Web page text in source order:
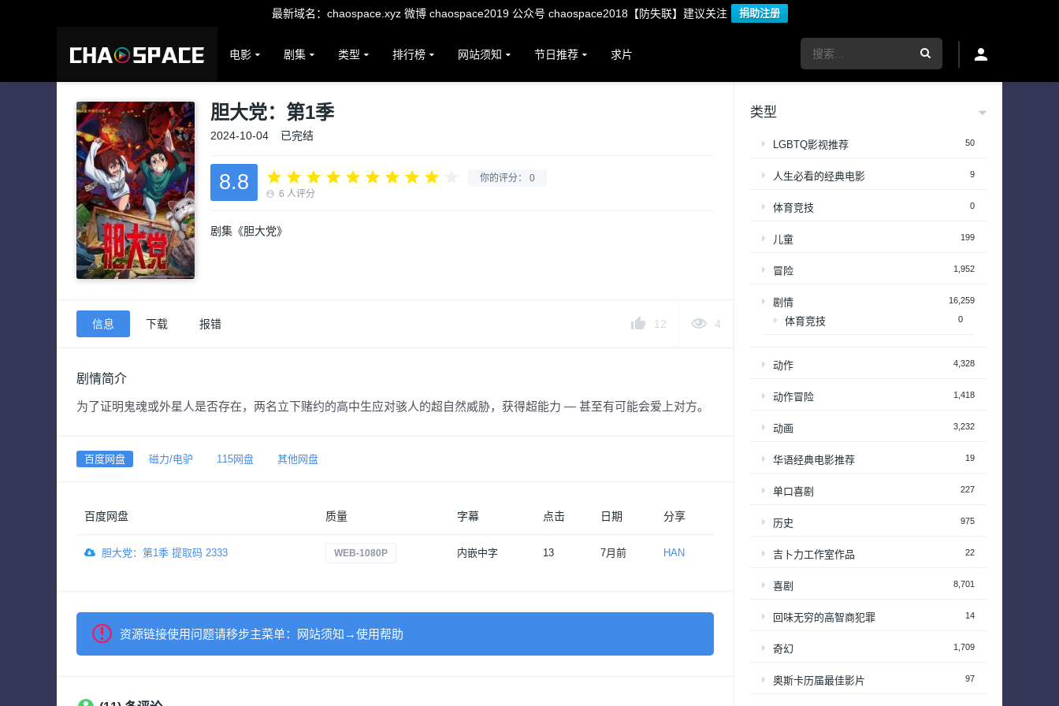
最新域名：chaospace.xyz 微博 chaospace2019 公众号 chaospace2018【防失联】建议关注 捐助注册
电影 剧集 类型 排行榜 网站须知 节日推荐 求片
胆大党：第1季
2024-10-04 已完结
你的评分： 0
8.8 6 人评分
剧集《胆大党》
12 4
信息 下载 报错
剧情简介
为了证明鬼魂或外星人是否存在，两名立下赌约的高中生应对骇人的超自然威胁，获得超能力 — 甚至有可能会爱上对方。
百度网盘 磁力/电驴 115网盘 其他网盘
百度网盘 质量 字幕 点击 日期 分享
胆大党：第1季 提取码 2333 WEB-1080P 内嵌中字 13 7月前 HAN
资源链接使用问题请移步主菜单：网站须知→使用帮助
类型
LGBTQ影视推荐 50
人生必看的经典电影 9
体育竞技 0
儿童 199
冒险 1,952
剧情 16,259
体育竞技 0
动作 4,328
动作冒险 1,418
动画 3,232
华语经典电影推荐 19
单口喜剧 227
历史 975
吉卜力工作室作品 22
喜剧 8,701
回味无穷的高智商犯罪 14
奇幻 1,709
奥斯卡历届最佳影片 97